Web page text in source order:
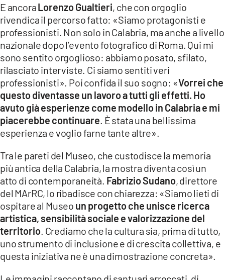
E ancoraLorenzo Gualtieri, che con orgoglio
rivendica il percorso fatto: «Siamo protagonisti e
professionisti. Non solo in Calabria, ma anche a livello
nazionale dopo l’evento fotografico di Roma. Qui mi
sono sentito orgoglioso: abbiamo posato, sfilato,
rilasciato interviste. Ci siamo sentiti veri
professionisti». Poi confida il suo sogno: «Vorrei che
questo diventasse un lavoro a tutti gli effetti. Ho
avuto già esperienze come modello in Calabria e mi
piacerebbe continuare . È stata una bellissima
esperienza e voglio farne tante altre».
Tra le pareti del Museo, che custodisce la memoria
più antica della Calabria, la mostra diventa così un
atto di contemporaneità. Fabrizio Sudano, direttore
del MArRC, lo ribadisce con chiarezza: «Siamo lieti di
ospitare al Museo un progetto che unisce ricerca
artistica, sensibilità sociale e valorizzazione del
territorio . Crediamo che la cultura sia, prima di tutto,
uno strumento di inclusione e di crescita collettiva, e
questa iniziativa ne è una dimostrazione concreta».